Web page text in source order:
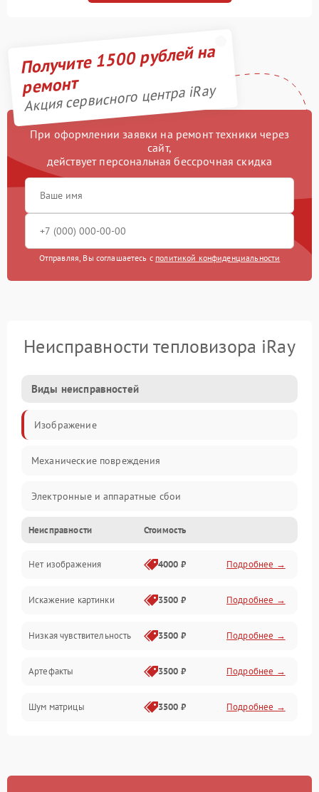
Получите 1500 рублей на
ремонт
Акция сервисного центра iRay
При оформлении заявки на ремонт техники через
сайт,
действует персональная бессрочная скидка
Отправляя, Вы соглашаетесь с политикой конфиденциальности
Неисправности тепловизора iRay
Виды неисправностей
Изображение
Механические повреждения
Электронные и аппаратные сбои
Неисправности сенсора и оптики
Программные ошибки
Электропитание
Измерения
Матрица
Проблемы питания
Неисправности Стоимость
Нет изображения 4000 ₽ Подробнее →
Искажение картинки 3500 ₽ Подробнее →
Низкая чувствительность 3500 ₽ Подробнее →
Артефакты 3500 ₽ Подробнее →
Шум матрицы 3500 ₽ Подробнее →